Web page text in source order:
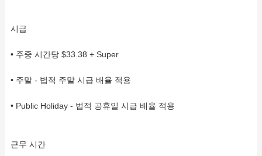
시급
• 주중 시간당 $33.38 + Super
• 주말 - 법적 주말 시급 배율 적용
• Public Holiday - 법적 공휴일 시급 배율 적용
근무 시간